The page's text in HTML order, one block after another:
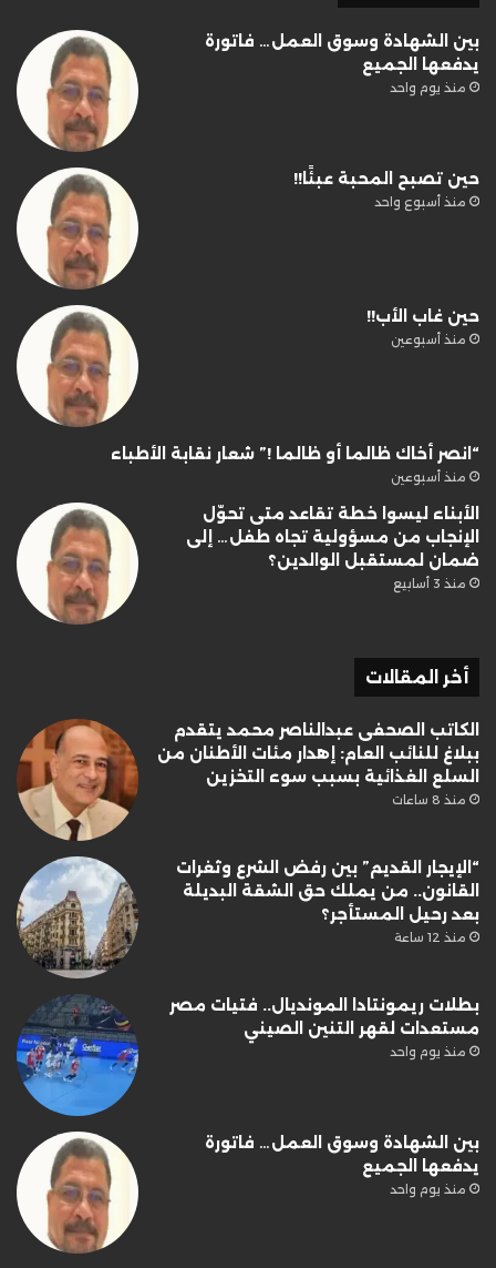
بين الشهادة وسوق العمل… فاتورة
يدفعها الجميع
منذ يوم واحد
حين تصبح المحبة عبئًا!!
منذ أسبوع واحد
حين غاب الأب!!
منذ أسبوعين
“انصر أخاك ظالما أو ظالما !” شعار نقابة الأطباء
منذ أسبوعين
الأبناء ليسوا خطة تقاعد متى تحوّل
الإنجاب من مسؤولية تجاه طفل… إلى
ضمان لمستقبل الوالدين؟
منذ 3 أسابيع
أخر المقالات
الكاتب الصحفى عبدالناصر محمد يتقدم
ببلاغ للنائب العام: إهدار مئات الأطنان من
السلع الغذائية بسبب سوء التخزين
منذ 8 ساعات
“الإيجار القديم” بين رفض الشرع وثغرات
القانون.. من يملك حق الشقة البديلة
بعد رحيل المستأجر؟
منذ 12 ساعة
بطلات ريمونتادا المونديال.. فتيات مصر
مستعدات لقهر التنين الصيني
منذ يوم واحد
بين الشهادة وسوق العمل… فاتورة
يدفعها الجميع
منذ يوم واحد